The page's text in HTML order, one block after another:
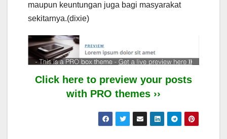
maupun keuntungan juga bagi masyarakat
sekitarnya.(dixie)
Click here to preview your posts
with PRO themes ››